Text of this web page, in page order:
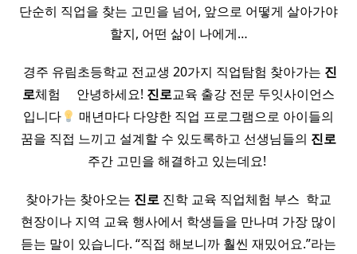
단순히 직업을 찾는 고민을 넘어, 앞으로 어떻게 살아가야
할지, 어떤 삶이 나에게…
​ 경주 유림초등학교 전교생 20가지 직업탐험 찾아가는 진
로체험 ​ ​ ​ ​ 안녕하세요! 진로교육 출강 전문 두잇사이언스
입니다
매년마다 다양한 직업 프로그램으로 아이들의
꿈을 직접 느끼고 설계할 수 있도록하고 선생님들의 진로
주간 고민을 해결하고 있는데요! ​
찾아가는 찾아오는 진로 진학 교육 직업체험 부스 ​ 학교
현장이나 지역 교육 행사에서 학생들을 만나며 가장 많이
듣는 말이 있습니다. “직접 해보니까 훨씬 재밌어요.”라는